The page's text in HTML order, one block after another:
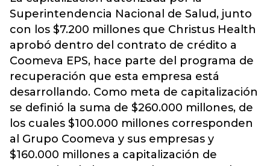
Superintendencia Nacional de Salud, junto
con los $7.200 millones que Christus Health
aprobó dentro del contrato de crédito a
Coomeva EPS, hace parte del programa de
recuperación que esta empresa está
desarrollando. Como meta de capitalización
se definió la suma de $260.000 millones, de
los cuales $100.000 millones corresponden
al Grupo Coomeva y sus empresas y
$160.000 millones a capitalización de